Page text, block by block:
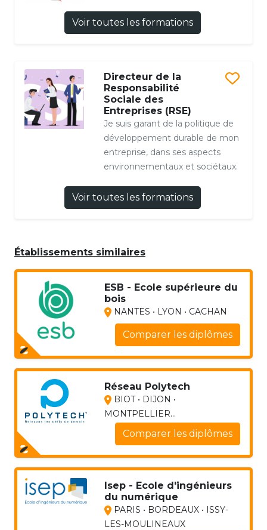
Voir toutes les formations
Directeur de la
Responsabilité
Sociale des
Entreprises (RSE)
Je suis garant de la politique de
développement durable de mon
entreprise, dans ses aspects
environnementaux et sociétaux.
Voir toutes les formations
Établissements similaires
ESB - Ecole supérieure du
bois
NANTES • LYON • CACHAN
Comparer les diplômes
Réseau Polytech
BIOT • DIJON •
MONTPELLIER...
Comparer les diplômes
Isep - Ecole d'ingénieurs
du numérique
PARIS • BORDEAUX • ISSY-
LES-MOULINEAUX